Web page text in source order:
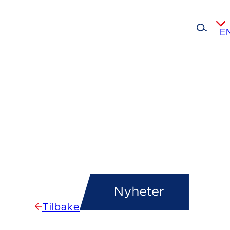
Tilbake